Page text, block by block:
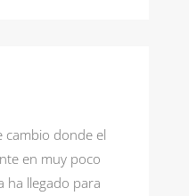
cambio donde el
en muy poco
ha llegado para